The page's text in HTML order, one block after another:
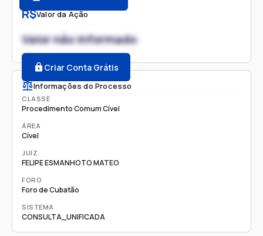
R$Valor da Ação
Valor não informado
Criar Conta Grátis
Informações do Processo
CLASSE
Procedimento Comum Cível
ÁREA
Cível
JUIZ
FELIPE ESMANHOTO MATEO
FORO
Foro de Cubatão
SISTEMA
CONSULTA_UNIFICADA